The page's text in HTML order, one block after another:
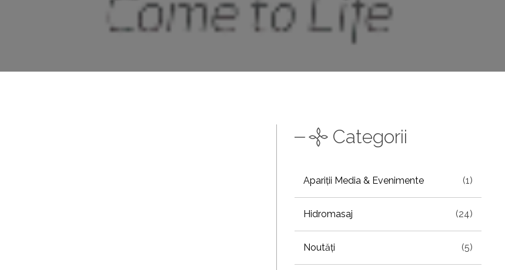
Categorii
Apariții Media & Evenimente (1)
Hidromasaj (24)
Noutăți (5)